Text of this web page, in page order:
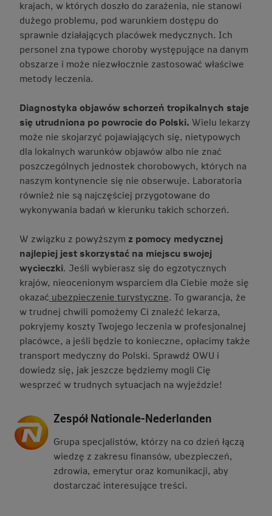
krajach, w których doszło do zarażenia, nie stanowi
dużego problemu, pod warunkiem dostępu do
sprawnie działających placówek medycznych. Ich
personel zna typowe choroby występujące na danym
obszarze i może niezwłocznie zastosować właściwe
metody leczenia.
Diagnostyka objawów schorzeń tropikalnych staje
się utrudniona po powrocie do Polski. Wielu lekarzy
może nie skojarzyć pojawiających się, nietypowych
dla lokalnych warunków objawów albo nie znać
poszczególnych jednostek chorobowych, których na
naszym kontynencie się nie obserwuje. Laboratoria
również nie są najczęściej przygotowane do
wykonywania badań w kierunku takich schorzeń.
W związku z powyższym z pomocy medycznej
najlepiej jest skorzystać na miejscu swojej
wycieczki. Jeśli wybierasz się do egzotycznych
krajów, nieocenionym wsparciem dla Ciebie może się
okazać ubezpieczenie turystyczne. To gwarancja, że
w trudnej chwili pomożemy Ci znaleźć lekarza,
pokryjemy koszty Twojego leczenia w profesjonalnej
placówce, a jeśli będzie to konieczne, opłacimy także
transport medyczny do Polski. Sprawdź OWU i
dowiedz się, jak jeszcze będziemy mogli Cię
wesprzeć w trudnych sytuacjach na wyjeździe!
Zespół Nationale-Nederlanden
Grupa specjalistów, którzy na co dzień łączą
wiedzę z zakresu finansów, ubezpieczeń,
zdrowia, emerytur oraz komunikacji, aby
dostarczać interesujące treści.